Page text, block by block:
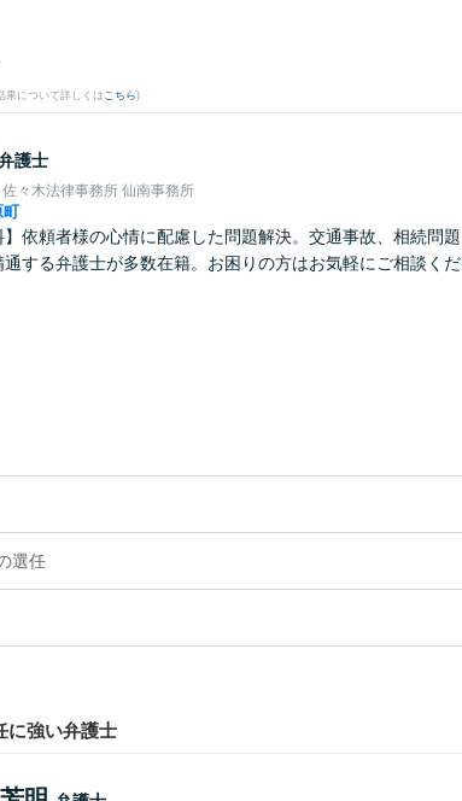
果について詳しくは こちら)
護士
々木法律事務所 仙南事務所
町
】依頼者様の心情に配慮した問題解決。交通事故、相続問
する弁護士が多数在籍。お困りの方はお気軽にご相談く
選任
に強い弁護士